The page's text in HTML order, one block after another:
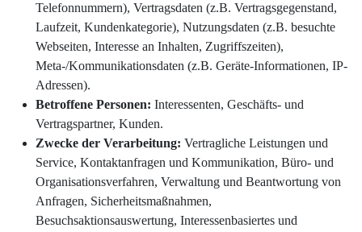
Telefonnummern), Vertragsdaten (z.B. Vertragsgegenstand,
Laufzeit, Kundenkategorie), Nutzungsdaten (z.B. besuchte
Webseiten, Interesse an Inhalten, Zugriffszeiten),
Meta-/Kommunikationsdaten (z.B. Geräte-Informationen, IP-
Adressen).
Betroffene Personen: Interessenten, Geschäfts- und
Vertragspartner, Kunden.
Zwecke der Verarbeitung: Vertragliche Leistungen und
Service, Kontaktanfragen und Kommunikation, Büro- und
Organisationsverfahren, Verwaltung und Beantwortung von
Anfragen, Sicherheitsmaßnahmen,
Besuchsaktionsauswertung, Interessenbasiertes und